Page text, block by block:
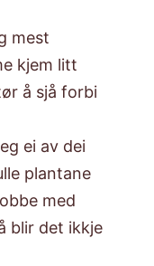
mest
kjem litt
å sjå forbi
ei av dei
plantane
med
blir det ikkje